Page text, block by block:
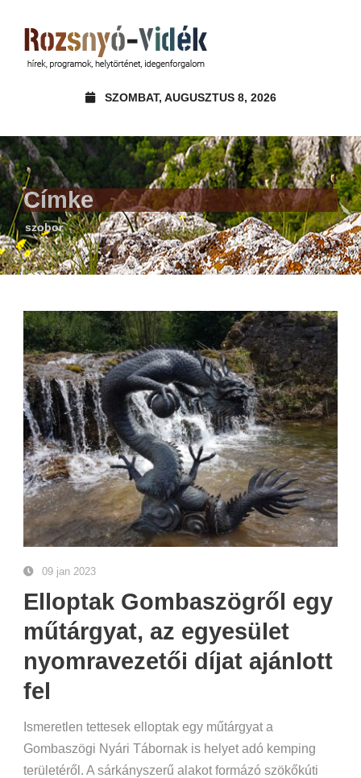
SZOMBAT, AUGUSZTUS 8, 2026
Címke
szobor
09 jan 2023
Elloptak Gombaszögről egy
műtárgyat, az egyesület
nyomravezetői díjat ajánlott
fel
Ismeretlen tettesek elloptak egy műtárgyat a
Gombaszögi Nyári Tábornak is helyet adó kemping
területéről. A sárkányszerű alakot formázó szökőkúti